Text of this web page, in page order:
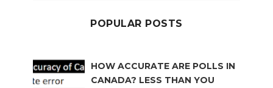
POPULAR POSTS
HOW ACCURATE ARE POLLS IN
CANADA? LESS THAN YOU